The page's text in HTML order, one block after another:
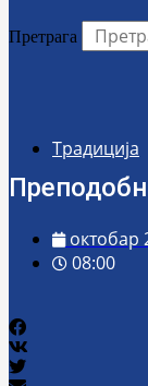
Претрага
Традиција
октобар
08:00